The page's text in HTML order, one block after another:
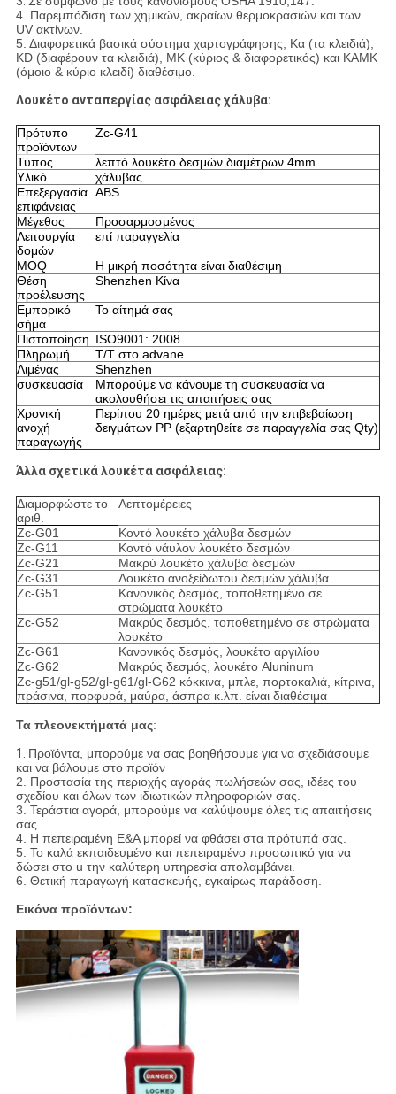
4. Παρεμπόδιση των χημικών, ακραίων θερμοκρασιών και των
UV ακτίνων.
5. Διαφορετικά βασικά σύστημα χαρτογράφησης, Κα (τα κλειδιά),
KD (διαφέρουν τα κλειδιά), MK (κύριος & διαφορετικός) και KAMK
(όμοιο & κύριο κλειδί) διαθέσιμο.
Λουκέτο ανταπεργίας ασφάλειας χάλυβα:
Πρότυπο
προϊόντων
Zc-G41
Τύπος
λεπτό λουκέτο δεσμών διαμέτρων 4mm
Υλικό
χάλυβας
Επεξεργασία
επιφάνειας
ABS
Μέγεθος
Προσαρμοσμένος
Λειτουργία
δομών
επί παραγγελία
MOQ
Η μικρή ποσότητα είναι διαθέσιμη
Θέση
προέλευσης
Shenzhen Κίνα
Εμπορικό
σήμα
Το αίτημά σας
Πιστοποίηση ISO9001: 2008
Πληρωμή
T/T στο advane
Λιμένας
Shenzhen
συσκευασία
Μπορούμε να κάνουμε τη συσκευασία να
ακολουθήσει τις απαιτήσεις σας
Χρονική
ανοχή
παραγωγής
Περίπου 20 ημέρες μετά από την επιβεβαίωση
δειγμάτων PP (εξαρτηθείτε σε παραγγελία σας Qty)
Άλλα σχετικά λουκέτα ασφάλειας:
Διαμορφώστε το
αριθ.
Λεπτομέρειες
Zc-G01
Κοντό λουκέτο χάλυβα δεσμών
Zc-G11
Κοντό νάυλον λουκέτο δεσμών
Zc-G21
Μακρύ λουκέτο χάλυβα δεσμών
Zc-G31
Λουκέτο ανοξείδωτου δεσμών χάλυβα
Zc-G51
Κανονικός δεσμός, τοποθετημένο σε
στρώματα λουκέτο
Zc-G52
Μακρύς δεσμός, τοποθετημένο σε στρώματα
λουκέτο
Zc-G61
Κανονικός δεσμός, λουκέτο αργιλίου
Zc-G62
Μακρύς δεσμός, λουκέτο Aluninum
Zc-g51/gl-g52/gl-g61/gl-G62 κόκκινα, μπλε, πορτοκαλιά, κίτρινα,
πράσινα, πορφυρά, μαύρα, άσπρα κ.λπ. είναι διαθέσιμα
Τα πλεονεκτήματά μας:
1. Προϊόντα, μπορούμε να σας βοηθήσουμε για να σχεδιάσουμε
και να βάλουμε στο προϊόν
2. Προστασία της περιοχής αγοράς πωλήσεών σας, ιδέες του
σχεδίου και όλων των ιδιωτικών πληροφοριών σας.
3. Τεράστια αγορά, μπορούμε να καλύψουμε όλες τις απαιτήσεις
σας.
4. Η πεπειραμένη Ε&Α μπορεί να φθάσει στα πρότυπά σας.
5. Το καλά εκπαιδευμένο και πεπειραμένο προσωπικό για να
δώσει στο u την καλύτερη υπηρεσία απολαμβάνει.
6. Θετική παραγωγή κατασκευής, εγκαίρως παράδοση.
Εικόνα προϊόντων: